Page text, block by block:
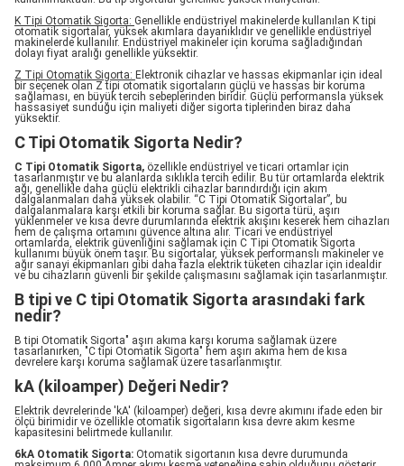
K Tipi Otomatik Sigorta: Genellikle endüstriyel makinelerde kullanılan K tipi
otomatik sigortalar, yüksek akımlara dayanıklıdır ve genellikle endüstriyel
makinelerde kullanılır. Endüstriyel makineler için koruma sağladığından
dolayı fiyat aralığı genellikle yüksektir.
Z Tipi Otomatik Sigorta: Elektronik cihazlar ve hassas ekipmanlar için ideal
bir seçenek olan Z tipi otomatik sigortaların güçlü ve hassas bir koruma
sağlaması, en büyük tercih sebeplerinden biridir. Güçlü performansla yüksek
hassasiyet sunduğu için maliyeti diğer sigorta tiplerinden biraz daha
yüksektir.
C Tipi Otomatik Sigorta Nedir?
C Tipi Otomatik Sigorta, özellikle endüstriyel ve ticari ortamlar için
tasarlanmıştır ve bu alanlarda sıklıkla tercih edilir. Bu tür ortamlarda elektrik
ağı, genellikle daha güçlü elektrikli cihazlar barındırdığı için akım
dalgalanmaları daha yüksek olabilir. “C Tipi Otomatik Sigortalar”, bu
dalgalanmalara karşı etkili bir koruma sağlar. Bu sigorta türü, aşırı
yüklenmeler ve kısa devre durumlarında elektrik akışını keserek hem cihazları
hem de çalışma ortamını güvence altına alır. Ticari ve endüstriyel
ortamlarda, elektrik güvenliğini sağlamak için C Tipi Otomatik Sigorta
kullanımı büyük önem taşır. Bu sigortalar, yüksek performanslı makineler ve
ağır sanayi ekipmanları gibi daha fazla elektrik tüketen cihazlar için idealdir
ve bu cihazların güvenli bir şekilde çalışmasını sağlamak için tasarlanmıştır.
B tipi ve C tipi Otomatik Sigorta arasındaki fark
nedir?
B tipi Otomatik Sigorta" aşırı akıma karşı koruma sağlamak üzere
tasarlanırken, "C tipi Otomatik Sigorta" hem aşırı akıma hem de kısa
devrelere karşı koruma sağlamak üzere tasarlanmıştır.
kA (kiloamper) Değeri Nedir?
Elektrik devrelerinde 'kA' (kiloamper) değeri, kısa devre akımını ifade eden bir
ölçü birimidir ve özellikle otomatik sigortaların kısa devre akım kesme
kapasitesini belirtmede kullanılır.
6kA Otomatik Sigorta: Otomatik sigortanın kısa devre durumunda